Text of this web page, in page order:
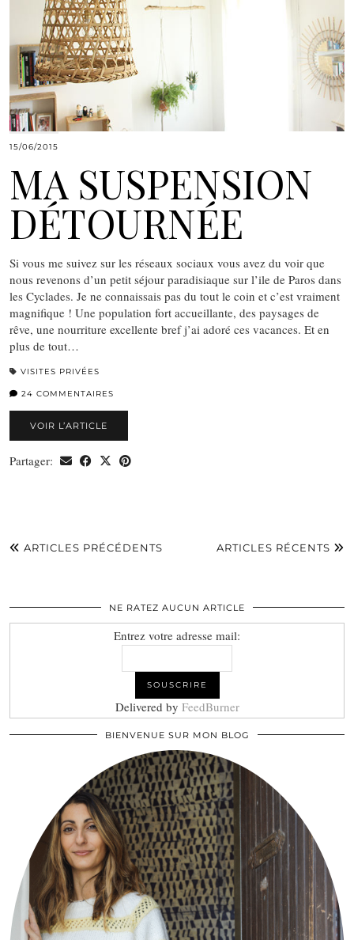
15/06/2015
MA SUSPENSION
DÉTOURNÉE
Si vous me suivez sur les réseaux sociaux vous avez du voir que
nous revenons d’un petit séjour paradisiaque sur l’ile de Paros dans
les Cyclades. Je ne connaissais pas du tout le coin et c’est vraiment
magnifique ! Une population fort accueillante, des paysages de
rêve, une nourriture excellente bref j’ai adoré ces vacances. Et en
plus de tout…
VISITES PRIVÉES
24 COMMENTAIRES
VOIR L’ARTICLE
Partager:
ARTICLES PRÉCÉDENTS ARTICLES RÉCENTS
NE RATEZ AUCUN ARTICLE
Entrez votre adresse mail:
Delivered by FeedBurner
BIENVENUE SUR MON BLOG